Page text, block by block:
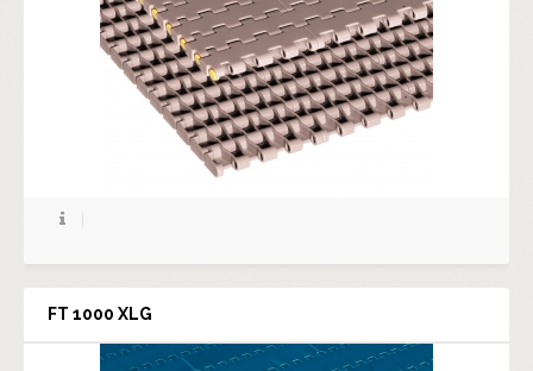
FT 1000 XLG